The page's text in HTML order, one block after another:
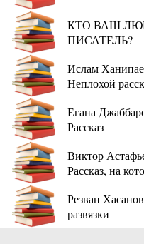
КТО ВАШ
ПИСАТЕЛЬ?
Ислам
Неплохой
Егана
Рассказ
Виктор
Рассказ, на
Резван
развязки